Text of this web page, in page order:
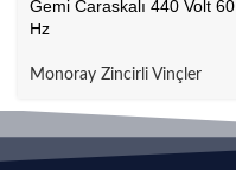
Gemi Caraskalı 440 Volt 60
Hz
Monoray Zincirli Vinçler